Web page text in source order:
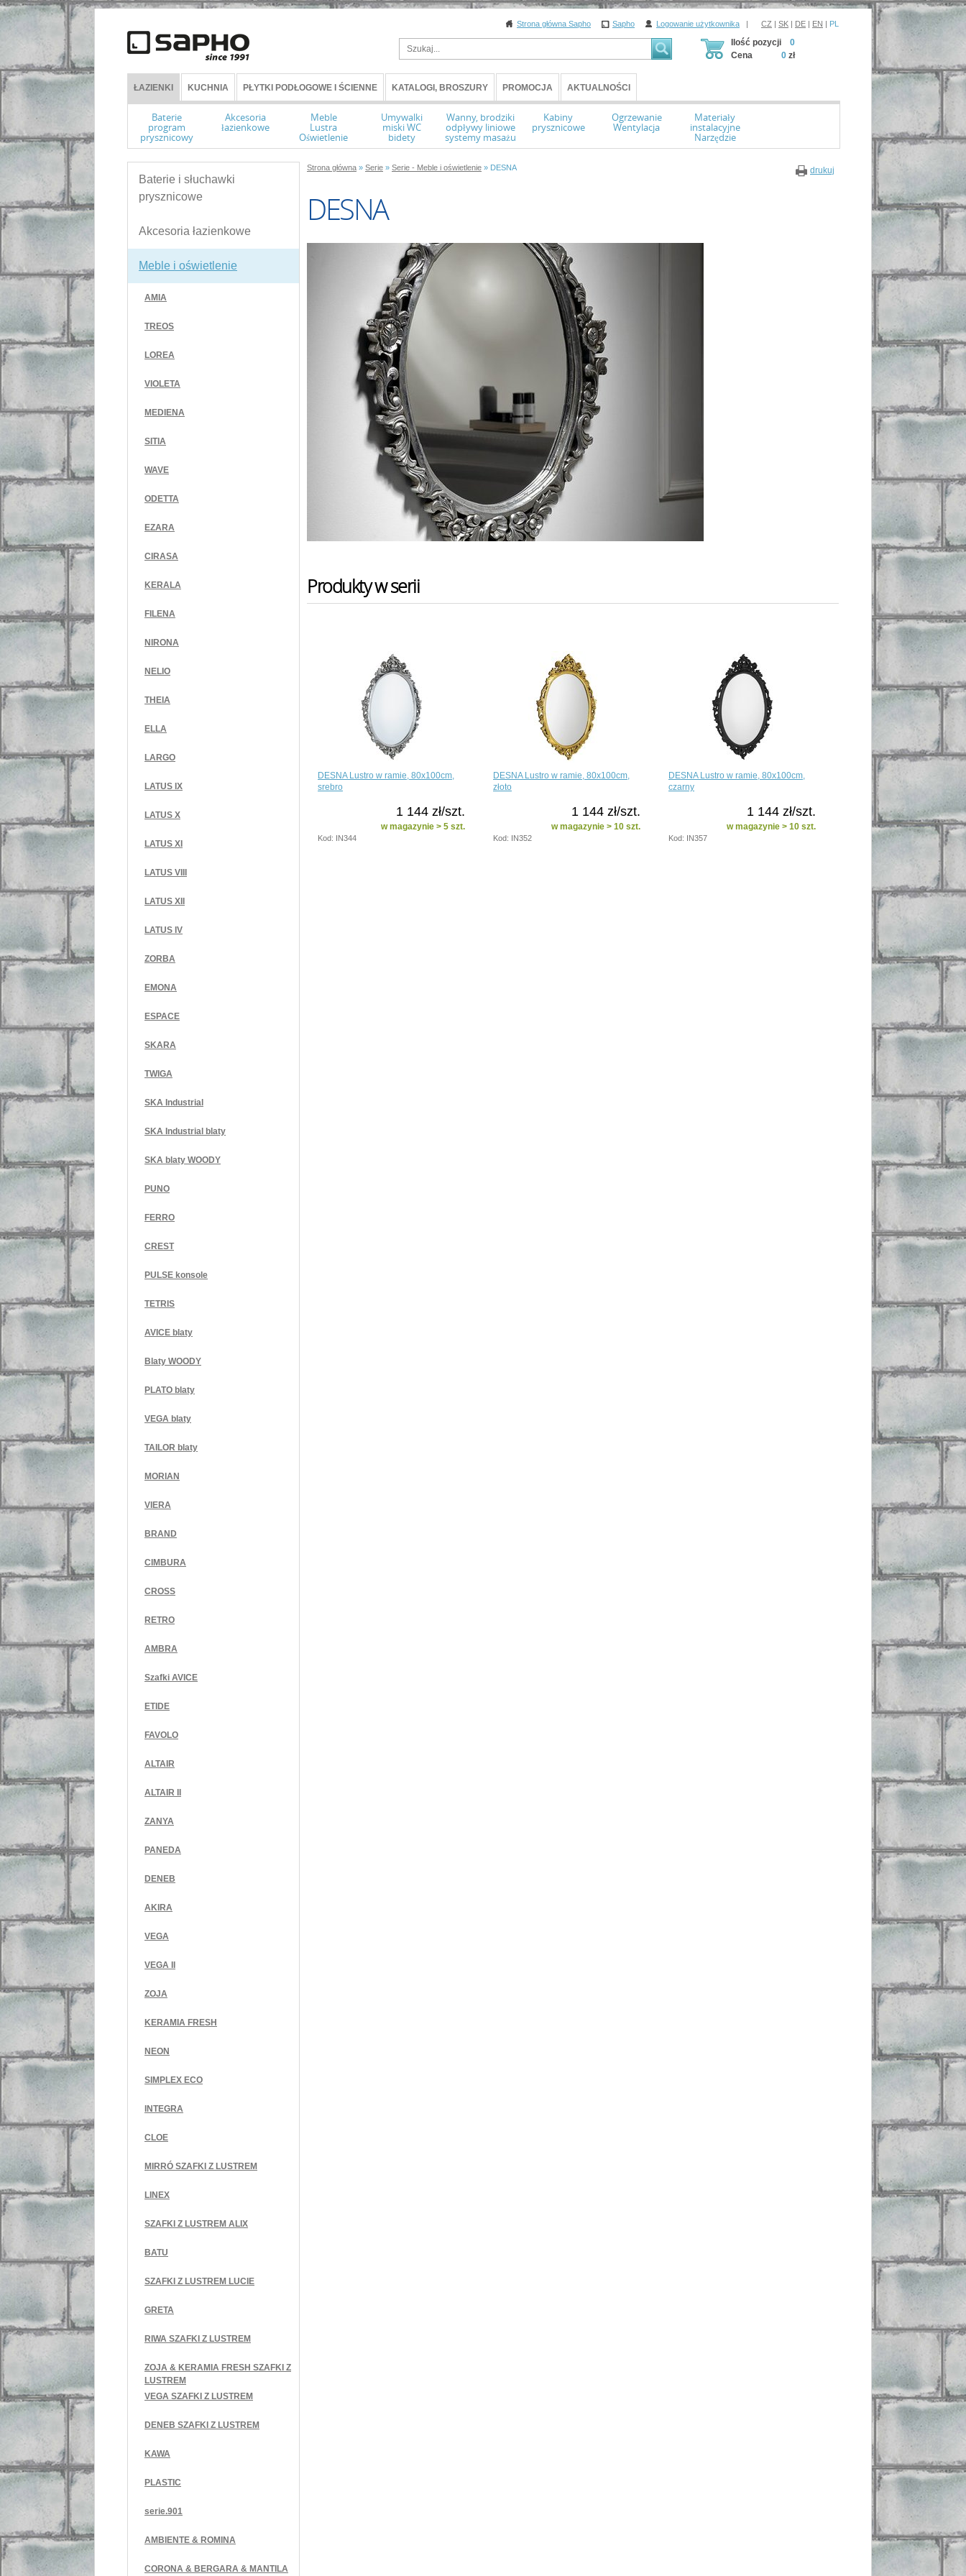
Strona główna Sapho Sapho Logowanie użytkownika | CZ | SK | DE | EN | PL
Ilość pozycji
Cena
0
0 zł
ŁAZIENKI KUCHNIA PŁYTKI PODŁOGOWE I ŚCIENNE KATALOGI, BROSZURY PROMOCJA AKTUALNOŚCI
Baterie
program
prysznicowy
Akcesoria
łazienkowe
Meble
Lustra
Oświetlenie
Umywalki
miski WC
bidety
Wanny, brodziki
odpływy liniowe
systemy masażu
Kabiny
prysznicowe
Ogrzewanie
Wentylacja
Materiały
instalacyjne
Narzędzie
Baterie i słuchawki
prysznicowe
Akcesoria łazienkowe
Meble i oświetlenie
AMIA
TREOS
LOREA
VIOLETA
MEDIENA
SITIA
WAVE
ODETTA
EZARA
CIRASA
KERALA
FILENA
NIRONA
NELIO
THEIA
ELLA
LARGO
LATUS IX
LATUS X
LATUS XI
LATUS VIII
LATUS XII
LATUS IV
ZORBA
EMONA
ESPACE
SKARA
TWIGA
SKA Industrial
SKA Industrial blaty
SKA blaty WOODY
PUNO
FERRO
CREST
PULSE konsole
TETRIS
AVICE blaty
Blaty WOODY
PLATO blaty
VEGA blaty
TAILOR blaty
MORIAN
VIERA
BRAND
CIMBURA
CROSS
RETRO
AMBRA
Szafki AVICE
ETIDE
FAVOLO
ALTAIR
ALTAIR II
ZANYA
PANEDA
DENEB
AKIRA
VEGA
VEGA II
ZOJA
KERAMIA FRESH
NEON
SIMPLEX ECO
INTEGRA
CLOE
MIRRÓ SZAFKI Z LUSTREM
LINEX
SZAFKI Z LUSTREM ALIX
BATU
SZAFKI Z LUSTREM LUCIE
GRETA
RIWA SZAFKI Z LUSTREM
ZOJA & KERAMIA FRESH SZAFKI Z
LUSTREM
VEGA SZAFKI Z LUSTREM
DENEB SZAFKI Z LUSTREM
KAWA
PLASTIC
serie.901
AMBIENTE & ROMINA
CORONA & BERGARA & MANTILA
drukuj
Strona główna » Serie » Serie - Meble i oświetlenie » DESNA
DESNA
Produkty w serii
DESNA Lustro w ramie, 80x100cm,
srebro
1 144 zł/szt.
w magazynie > 5 szt.
Kod: IN344
DESNA Lustro w ramie, 80x100cm,
złoto
1 144 zł/szt.
w magazynie > 10 szt.
Kod: IN352
DESNA Lustro w ramie, 80x100cm,
czarny
1 144 zł/szt.
w magazynie > 10 szt.
Kod: IN357